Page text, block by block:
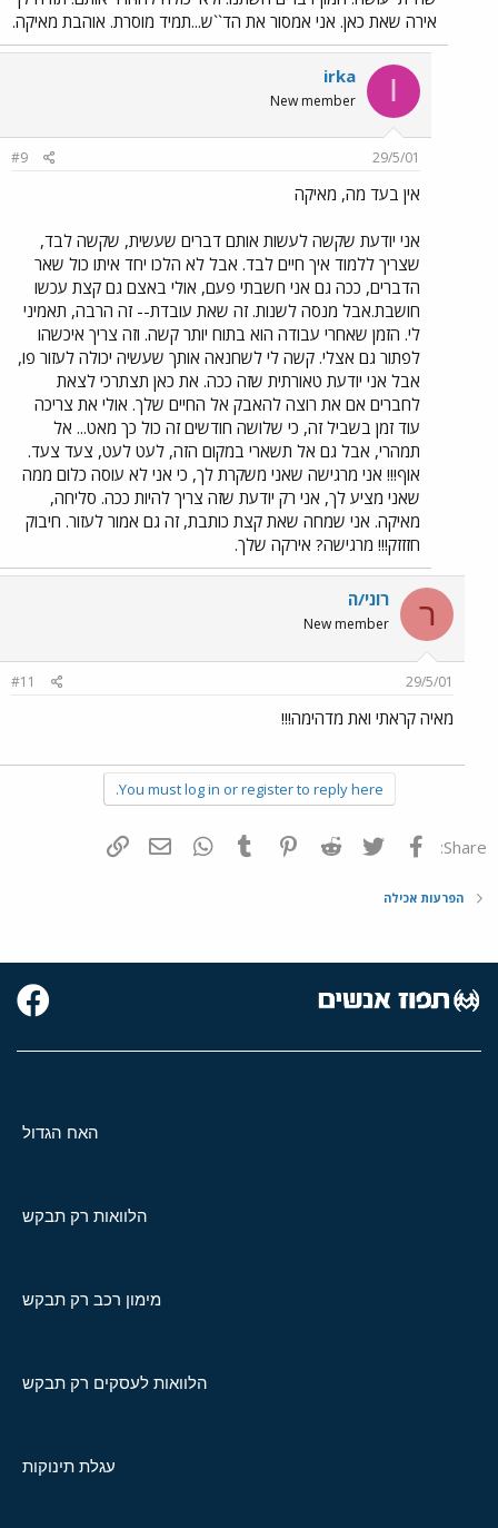
אירה שאת כאן. אני אמסור את הד``ש...תמיד מוסרת. אוהבת מאיקה.
I
irka
New member
29/5/01
#9
אין בעד מה, מאיקה
אני יודעת שקשה לעשות אותם דברים שעשית, שקשה לבד,
שצריך ללמוד איך חיים לבד. אבל לא הלכו יחד איתו כול שאר
הדברים, ככה גם אני חשבתי פעם, אולי באצם גם קצת עכשו
חושבת.אבל מנסה לשנות. זה שאת עובדת-- זה הרבה, תאמיני
לי. הזמן שאחרי עבודה הוא בתוח יותר קשה. וזה צריך איכשהו
לפתור גם אצלי. קשה לי לשחנאה אותך שעשיה יכולה לעזור פו,
אבל אני יודעת טאורתית שזה ככה. את כאן תצתרכי לצאת
לחברים אם את רוצה להאבק אל החיים שלך. אולי את צריכה
עוד זמן בשביל זה, כי שלושה חודשים זה כול כך מאט... אל
תמהרי, אבל גם אל תשארי במקום הזה, לעט לעט, צעד צעד.
אוף!!! אני מרגישה שאני משקרת לך, כי אני לא עוסה כלום ממה
שאני מציע לך, אני רק יודעת שזה צריך להיות ככה. סליחה,
מאיקה. אני שמחה שאת קצת כותבת, זה גם אמור לעזור. חיבוק
חזזזק!!! מרגישה? אירקה שלך.
ר רוני/ה
New member
29/5/01
#11
מאיה קראתי ואת מדהימה!!!
You must log in or register to reply here.
Share: פייסבוק Twitter
Reddit
Pinterest
Tumblr
WhatsAppדואר אלקטרוני
הפרעות אכילה
האח הגדול
הלוואות רק תבקש
מימון רכב רק תבקש
הלוואות לעסקים רק תבקש
עגלת תינוקות